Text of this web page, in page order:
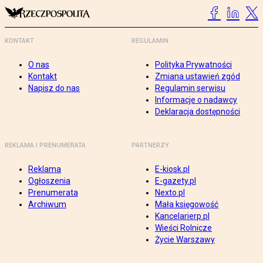
KONTAKT
O nas
Kontakt
Napisz do nas
REGULAMIN
Polityka Prywatności
Zmiana ustawień zgód
Regulamin serwisu
Informacje o nadawcy
Deklaracja dostępności
REKLAMA I PRENUMERATA
Reklama
Ogłoszenia
Prenumerata
Archiwum
PARTNERZY
E-kiosk.pl
E-gazety.pl
Nexto.pl
Mała księgowość
Kancelarierp.pl
Wieści Rolnicze
Życie Warszawy